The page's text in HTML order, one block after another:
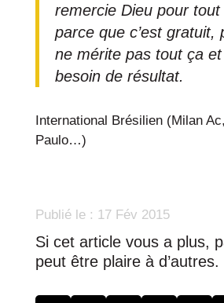
remercie Dieu pour tout
parce que c’est gratuit,
ne mérite pas tout ça et
besoin de résultat.
International Brésilien (Milan
Paulo…)
17 Fév 2015
Si cet article vous a plus,
peut être plaire à d’autres.